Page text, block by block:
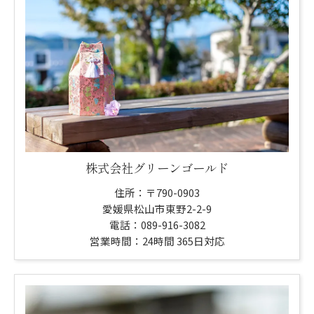
株式会社グリーンゴールド
住所：〒790-0903
愛媛県松山市東野2-2-9
電話：089-916-3082
営業時間：24時間 365日対応